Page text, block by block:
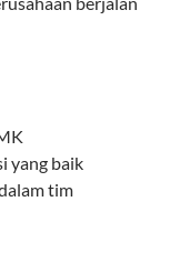
yang baik
tim